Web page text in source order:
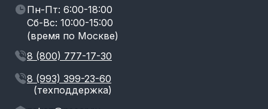
Пн-Пт: 6:00-18:00
Сб-Вс: 10:00-15:00
(время по Москве)
8 (800) 777-17-30
8 (993) 399-23-60
(техподдержка)